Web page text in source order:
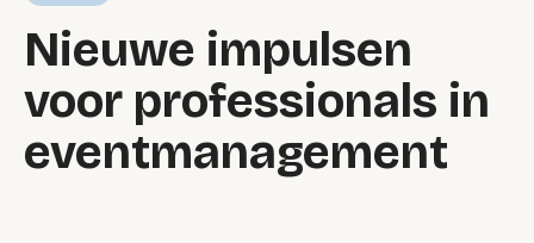
Nieuwe impulsen
voor professionals in
eventmanagement